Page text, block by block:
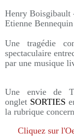
Henry Boisgibault
Etienne
Une tragédie
spectaculaire
par une musique
Une envie de
onglet SORTIES
la rubrique
Cliquez sur